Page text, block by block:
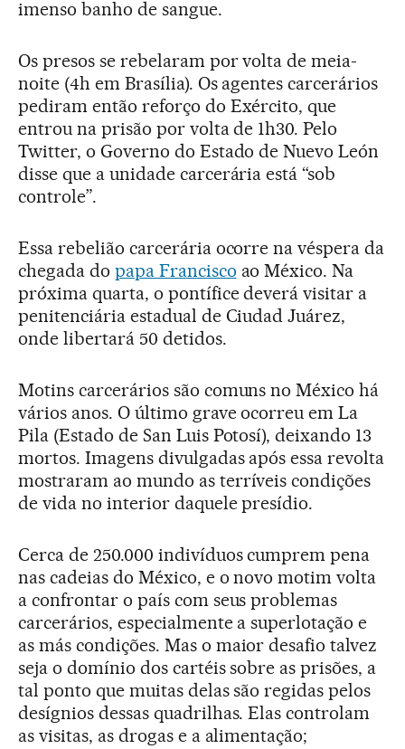
imenso banho de sangue.
Os presos se rebelaram por volta de meia-
noite (4h em Brasília). Os agentes carcerários
pediram então reforço do Exército, que
entrou na prisão por volta de 1h30. Pelo
Twitter, o Governo do Estado de Nuevo León
disse que a unidade carcerária está “sob
controle”.
Essa rebelião carcerária ocorre na véspera da
chegada do papa Francisco ao México. Na
próxima quarta, o pontífice deverá visitar a
penitenciária estadual de Ciudad Juárez,
onde libertará 50 detidos.
Motins carcerários são comuns no México há
vários anos. O último grave ocorreu em La
Pila (Estado de San Luis Potosí), deixando 13
mortos. Imagens divulgadas após essa revolta
mostraram ao mundo as terríveis condições
de vida no interior daquele presídio.
Cerca de 250.000 indivíduos cumprem pena
nas cadeias do México, e o novo motim volta
a confrontar o país com seus problemas
carcerários, especialmente a superlotação e
as más condições. Mas o maior desafio talvez
seja o domínio dos cartéis sobre as prisões, a
tal ponto que muitas delas são regidas pelos
desígnios dessas quadrilhas. Elas controlam
as visitas, as drogas e a alimentação;